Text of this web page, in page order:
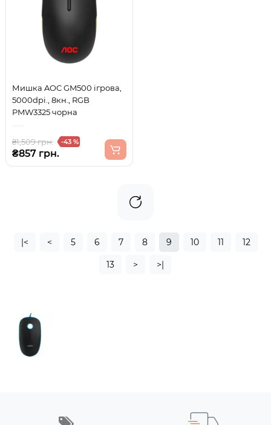
Мишка AOC GM500 ігрова,
5000dpi., 8кн., RGB
PMW3325 чорна
₴1,509 грн. -43 %
₴857 грн.
|< < 5 6 7 8 9 10 11 12
13 > >|